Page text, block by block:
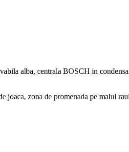
alba, centrala BOSCH in
joaca, zona de promenada pe malul